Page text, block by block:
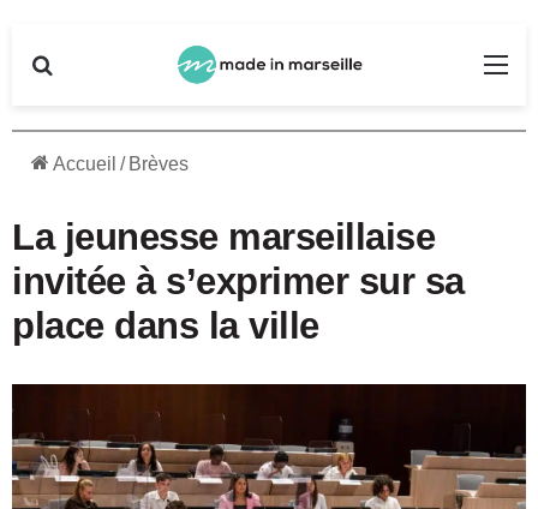
Accueil / Brèves
La jeunesse marseillaise
invitée à s’exprimer sur sa
place dans la ville